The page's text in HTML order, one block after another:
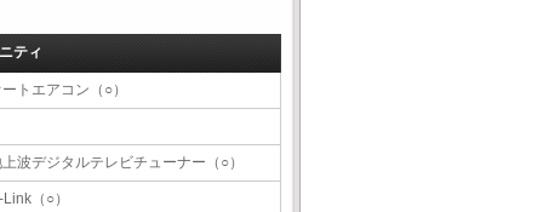
ティ
ートエアコン（○）
波デジタルテレビチューナー（○）
Link（○）